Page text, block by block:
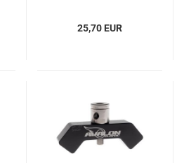
25,70 EUR